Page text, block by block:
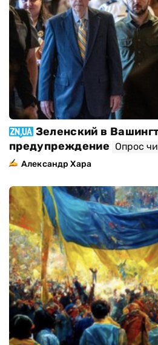
Зеленский в
предупреждение Опрос
Александр Хара